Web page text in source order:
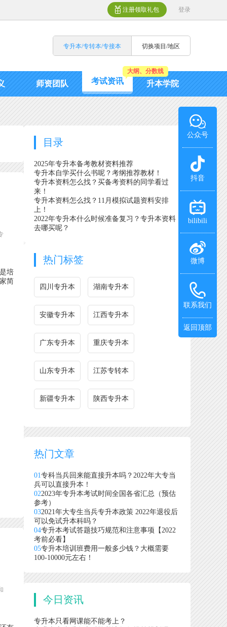
注册领取礼包 登录
专升本/专转本/专接本 切换项目/地区
师资团队 考试资讯
大纲、分数线
升本学院
培
简
目录
2025年专升本备考教材资料推荐
专升本自学买什么书呢？考纲推荐教材！
专升本资料怎么找？买备考资料的同学看过
来！
专升本资料怎么找？11月模拟试题资料安排
上！
2022年专升本什么时候准备复习？专升本资料
去哪买呢？
热门标签
四川专升本 湖南专升本
安徽专升本 江西专升本
广东专升本 重庆专升本
山东专升本 江苏专转本
新疆专升本 陕西专升本
热门文章
01专科当兵回来能直接升本吗？2022年大专当
兵可以直接升本！
022023年专升本考试时间全国各省汇总（预估
参考）
032021年大专生当兵专升本政策 2022年退役后
可以免试升本科吗？
04专升本考试答题技巧规范和注意事项【2022
考前必看】
05专升本培训班费用一般多少钱？大概需要
100-10000元左右！
今日资讯
专升本只看网课能不能考上？
公众号
抖音
bilibili
微博
联系我们
返回顶部